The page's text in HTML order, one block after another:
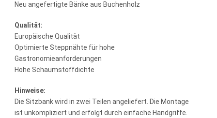
Neu angefertigte Bänke aus Buchenholz
Qualität:
Europäische Qualität
Optimierte Steppnähte für hohe
Gastronomieanforderungen
Hohe Schaumstoffdichte
Hinweise:
Die Sitzbank wird in zwei Teilen angeliefert. Die Montage
ist unkompliziert und erfolgt durch einfache Handgriffe.